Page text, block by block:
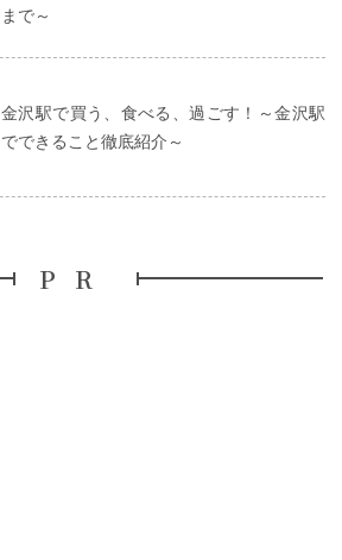
まで～
金沢駅で買う、食べる、過ごす！～金沢駅
でできること徹底紹介～
PR